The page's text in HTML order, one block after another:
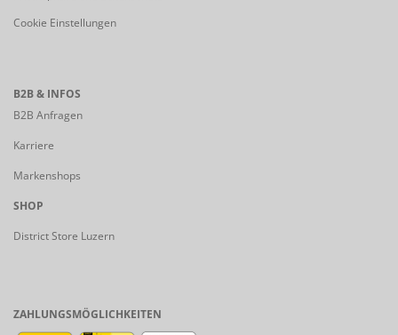
Cookie Einstellungen
B2B & INFOS
B2B Anfragen
Karriere
Markenshops
SHOP
District Store Luzern
ZAHLUNGSMÖGLICHKEITEN